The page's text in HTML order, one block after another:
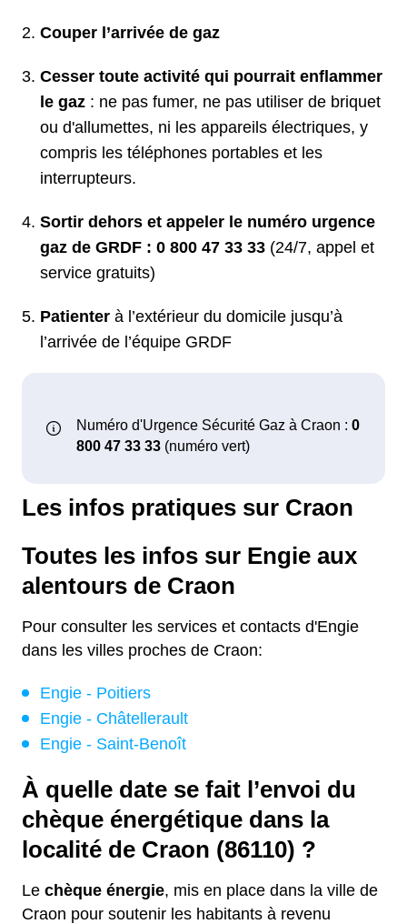
Couper l’arrivée de gaz
Cesser toute activité qui pourrait enflammer
le gaz : ne pas fumer, ne pas utiliser de briquet
ou d'allumettes, ni les appareils électriques, y
compris les téléphones portables et les
interrupteurs.
Sortir dehors et appeler le numéro urgence
gaz de GRDF : 0 800 47 33 33 (24/7, appel et
service gratuits)
Patienter à l’extérieur du domicile jusqu’à
l’arrivée de l’équipe GRDF
Les infos pratiques sur Craon
Toutes les infos sur Engie aux
alentours de Craon
Pour consulter les services et contacts d'Engie
dans les villes proches de Craon:
Engie - Poitiers
Engie - Châtellerault
Engie - Saint-Benoît
À quelle date se fait l’envoi du
chèque énergétique dans la
localité de Craon (86110) ?
Le chèque énergie, mis en place dans la ville de
Craon pour soutenir les habitants à revenu